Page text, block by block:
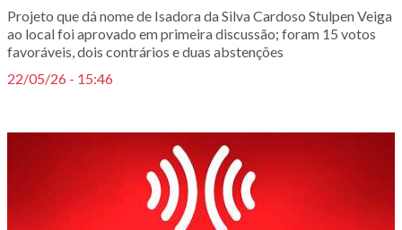
Projeto que dá nome de Isadora da Silva Cardoso Stulpen Veiga
ao local foi aprovado em primeira discussão; foram 15 votos
favoráveis, dois contrários e duas abstenções
22/05/26 - 15:46